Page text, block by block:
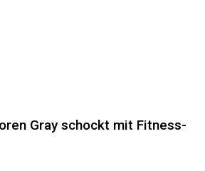
Gray schockt mit Fitness-